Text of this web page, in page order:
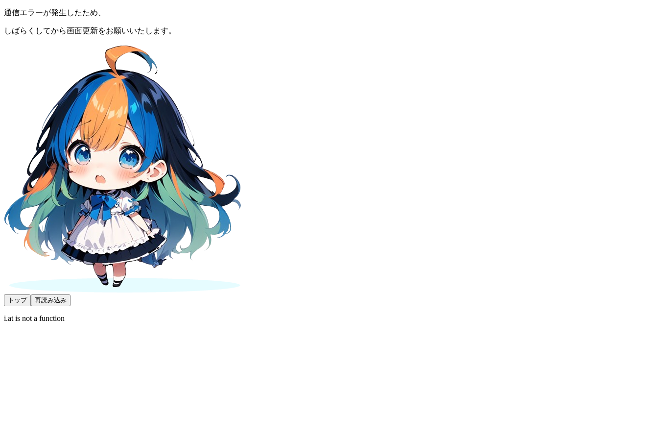
通信エラーが発生したため、
しばらくしてから画面更新をお願いいたします。
トップ 再読み込み
i.at is not a function